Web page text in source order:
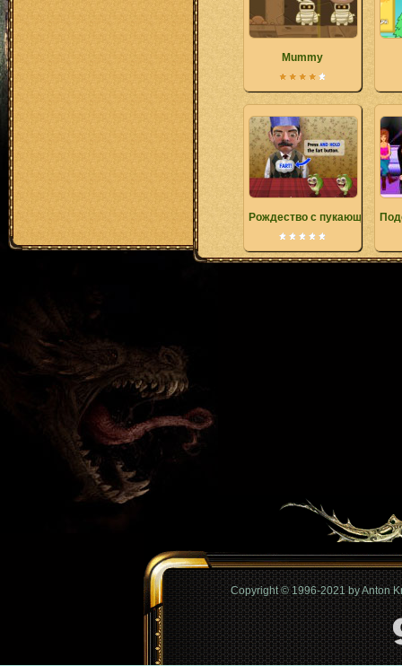
Mummy
Рождество с пукающими
Copyright © 1996-2021 by Anton